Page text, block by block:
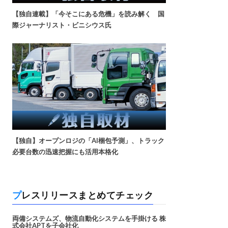
【独自連載】「今そこにある危機」を読み解く 国
際ジャーナリスト・ビニシウス氏
【独自】オープンロジの「AI梱包予測」、トラック
必要台数の迅速把握にも活用本格化
プレスリリースまとめてチェック
両備システムズ、物流自動化システムを手掛ける 株
式会社APTを子会社化